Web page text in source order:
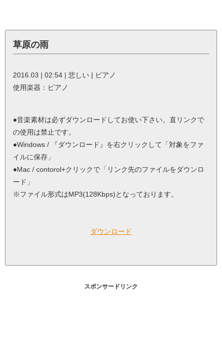
草原の雨
2016.03 | 02:54 | 悲しい | ピアノ
使用楽器：ピアノ
●音楽素材は必ずダウンロードしてお使い下さい。直リンクで
の使用は禁止です。
●Windows / 『ダウンロード』を右クリックして「対象をファ
イルに保存」
●Mac / contorol+クリックで「リンク先のファイルをダウンロ
ード」
※ファイル形式はMP3(128Kbps)となっております。
ダウンロード
スポンサードリンク